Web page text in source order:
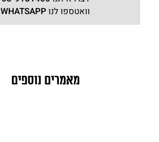
וואטספו לנוWHATSAPP
מאמרים נוספים